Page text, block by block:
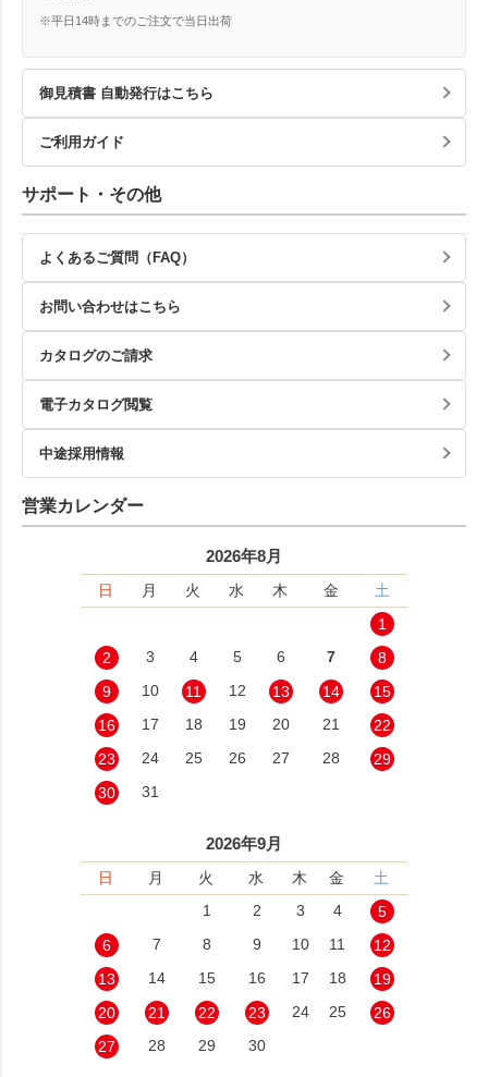
※平日14時までのご注文で当日出荷
御見積書 自動発行はこちら
ご利用ガイド
サポート・その他
よくあるご質問（FAQ）
お問い合わせはこちら
カタログのご請求
電子カタログ閲覧
中途採用情報
営業カレンダー
2026年8月
日 月 火 水 木 金
土
1
2
3 4 5 6 7
8
9
10 11 12 13 14
15
16
17 18 19 20 21
22
23
24 25 26 27 28
29
30
31
2026年9月
日 月 火 水 木 金
土
1
2 3 4
5
6
7 8 9 10 11
12
13
14 15 16 17 18
19
20
21 22 23 24 25
26
27
28 29 30